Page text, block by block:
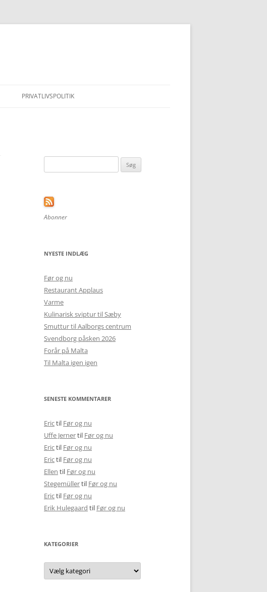
PRIVATLIVSPOLITIK
efter:
Abonner
NYESTE INDLÆG
Før og nu
Restaurant Applaus
Varme
Kulinarisk sviptur til Sæby
Smuttur til Aalborgs centrum
Svendborg påsken 2026
Forår på Malta
Til Malta igen igen
SENESTE KOMMENTARER
Erictil Før og nu
Uffe Jernertil Før og nu
Erictil Før og nu
Erictil Før og nu
Ellen til Før og nu
Stegemüllertil Før og nu
Erictil Før og nu
Erik Hulegaard til Før og nu
KATEGORIER
Kategorier